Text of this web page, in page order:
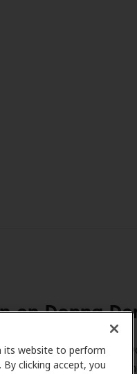
its website to perform
clicking accept, you
en Donna
y clínicas como
auditiva. Nuestros